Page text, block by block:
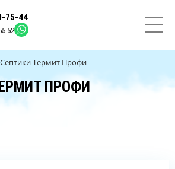
75-44
52
Септики Термит Профи
ПРОФИ